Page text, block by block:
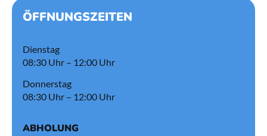
ÖFFNUNGSZEITEN
Dienstag
08:30 Uhr – 12:00 Uhr
Donnerstag
08:30 Uhr – 12:00 Uhr
ABHOLUNG